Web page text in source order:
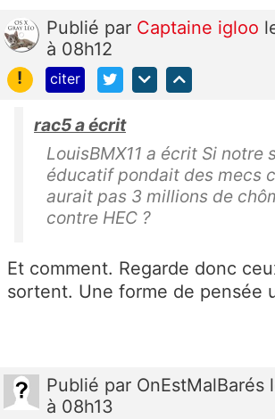
Publié par Captaine igloo
à 08h12
!
citer
rac5 a écrit
LouisBMX11 a écrit Si notre
éducatif pondait des mecs
aurait pas 3 millions de
contre HEC ?
Et comment. Regarde donc
sortent. Une forme de pensée
Publié par OnEstMalBarés
à 08h13